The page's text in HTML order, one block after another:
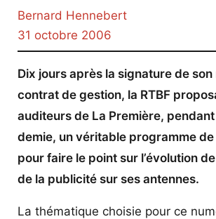
Bernard Hennebert
31 octobre 2006
Dix jours après la signature de son
contrat de gestion, la RTBF
auditeurs de La Première,
demie, un véritable programme
pour faire le point sur l’évolution
de la publicité sur ses antennes.
La thématique choisie pour ce